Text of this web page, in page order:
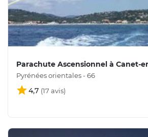
Parachute Ascensionnel à Canet-
Pyrénées orientales - 66
4,7